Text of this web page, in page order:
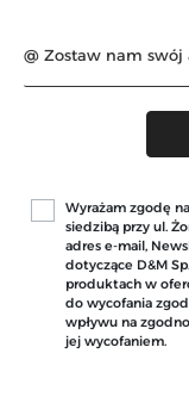
Wyrażam zgodę
siedzibą przy ul.
adres e-mail,
dotyczące D&M
produktach w
do wycofania
wpływu na
jej wycofaniem.